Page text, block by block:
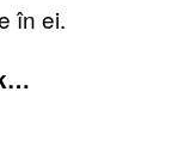
în ei.